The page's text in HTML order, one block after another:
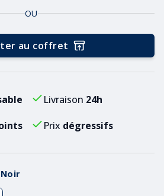
OU
au coffret
Livraison 24h
Prix dégressifs
Noir